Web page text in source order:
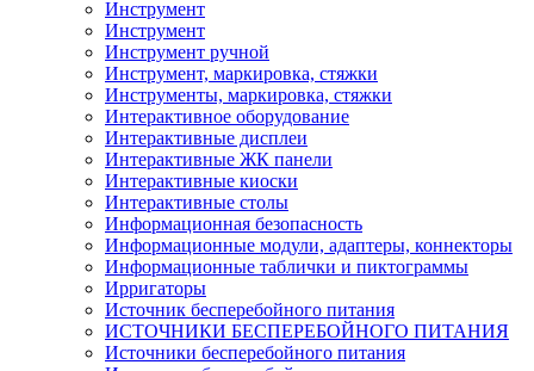
Инструмент
Инструмент
Инструмент ручной
Инструмент, маркировка, стяжки
Инструменты, маркировка, стяжки
Интерактивное оборудование
Интерактивные дисплеи
Интерактивные ЖК панели
Интерактивные киоски
Интерактивные столы
Информационная безопасность
Информационные модули, адаптеры, коннекторы
Информационные таблички и пиктограммы
Ирригаторы
Источник бесперебойного питания
ИСТОЧНИКИ БЕСПЕРЕБОЙНОГО ПИТАНИЯ
Источники бесперебойного питания